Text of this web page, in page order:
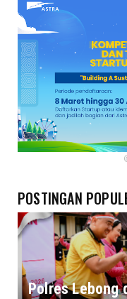
POSTINGAN
Polres Lebong